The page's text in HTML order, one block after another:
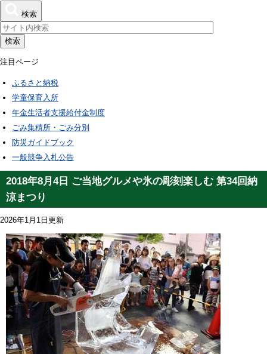
検索
検索
注目ページ
ふるさと納税
学童保育入所
年金生活者支援給付金制度
ごみ集積所・ごみ分別
防災ガイドブック
一般競争入札公告
2018年8月4日 ご当地グルメや氷の彫刻楽しむ 第34回納
涼まつり
2026年1月1日更新